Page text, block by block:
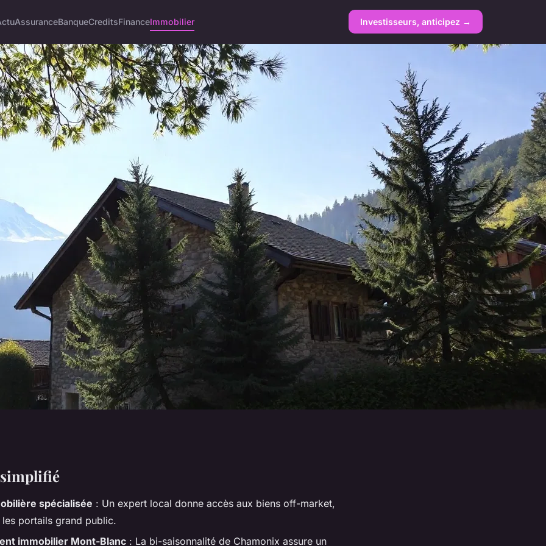
AssuranceBanqueCreditsFinanceImmobilier Investisseurs, anticipez →
pour une agence
spécialisée : Un expert local donne accès aux biens off-market,
les portails grand public.
immobilier Mont-Blanc : La bi-saisonnalité de Chamonix assure un